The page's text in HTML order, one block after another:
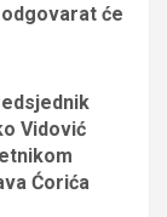
će
Vidović
Ćorića